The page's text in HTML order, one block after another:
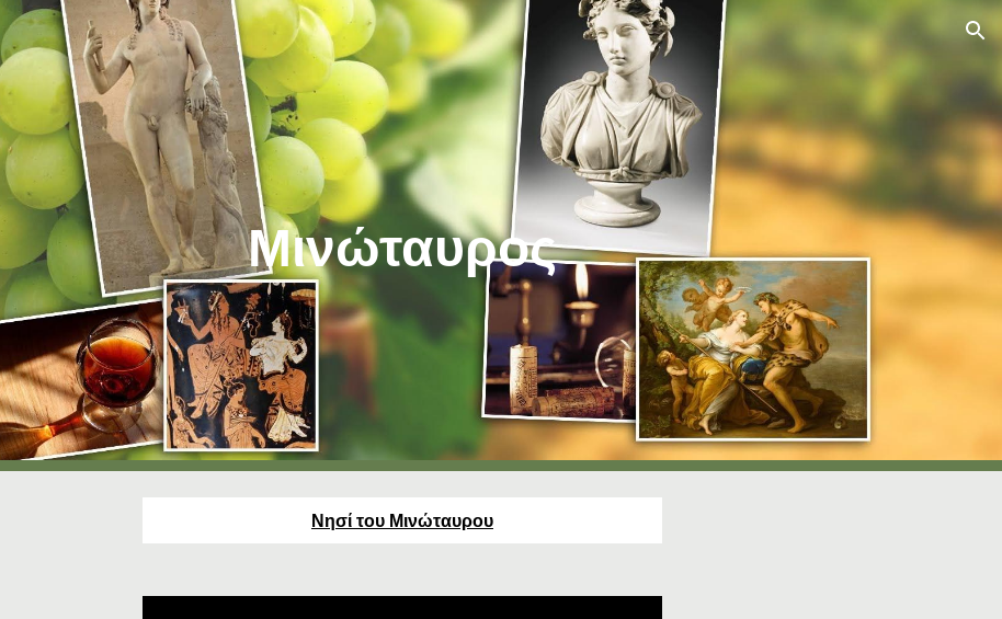
Skip to main content Skip to navigation
Μινώταυρος
Νησί του Μινώταυρου